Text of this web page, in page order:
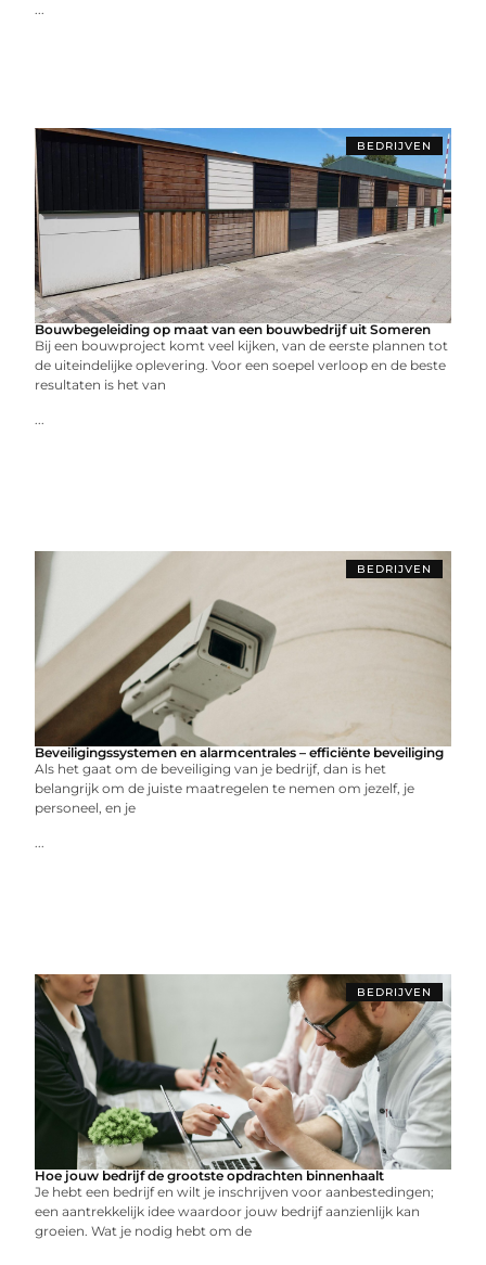
...
BEDRIJVEN
Bouwbegeleiding op maat van een bouwbedrijf uit Someren
Bij een bouwproject komt veel kijken, van de eerste plannen tot
de uiteindelijke oplevering. Voor een soepel verloop en de beste
resultaten is het van
...
BEDRIJVEN
Beveiligingssystemen en alarmcentrales – efficiënte beveiliging
Als het gaat om de beveiliging van je bedrijf, dan is het
belangrijk om de juiste maatregelen te nemen om jezelf, je
personeel, en je
...
BEDRIJVEN
Hoe jouw bedrijf de grootste opdrachten binnenhaalt
Je hebt een bedrijf en wilt je inschrijven voor aanbestedingen;
een aantrekkelijk idee waardoor jouw bedrijf aanzienlijk kan
groeien. Wat je nodig hebt om de